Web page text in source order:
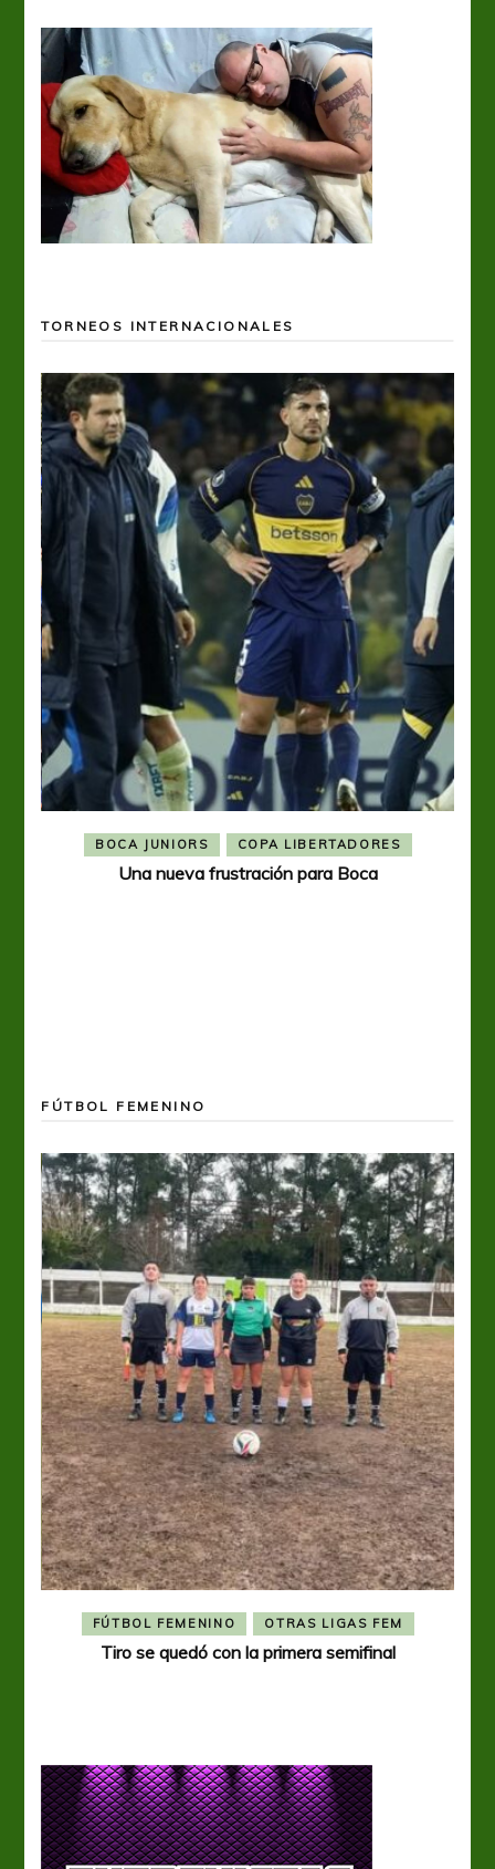
TORNEOS INTERNACIONALES
BOCA JUNIORS COPA LIBERTADORES
Una nueva frustración para Boca
FÚTBOL FEMENINO
FÚTBOL FEMENINO OTRAS LIGAS FEM
Tiro se quedó con la primera semifinal